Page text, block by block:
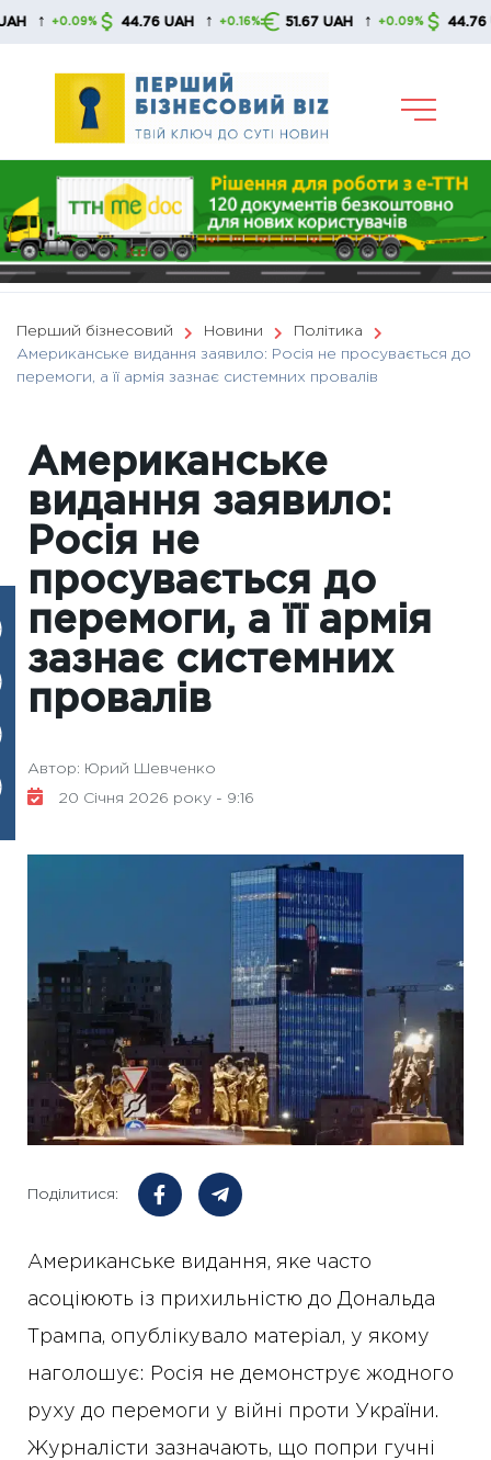
Skip
+0.09% 44.76 UAH ↑ +0.16% 51.67 UAH ↑ +0.09% 44.76 UAH
Перший бізнесовий Новини
Політика
Американське видання заявило: Росія не просувається до
перемоги, а її армія зазнає системних провалів
Американське
видання заявило:
Росія не
просувається до
перемоги, а її армія
зазнає системних
провалів
Автор: Юрий Шевченко
20 Січня 2026 року - 9:16
Поділитися:
Американське видання, яке часто
асоціюють із прихильністю до Дональда
Трампа, опублікувало матеріал, у якому
наголошує: Росія не демонструє жодного
руху до перемоги у війні проти України.
Журналісти зазначають, що попри гучні